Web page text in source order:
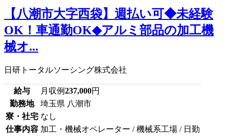
【八潮市大字西袋】週払い可◆未経験
OK！車通勤OK◆アルミ部品の加工機
械オ...
日研トータルソーシング株式会社
給与 月収例237,000円
勤務地
埼玉県 八潮市
寮・社宅 なし
仕事内容 加工・機械オペレーター / 機械系工場 / 日勤